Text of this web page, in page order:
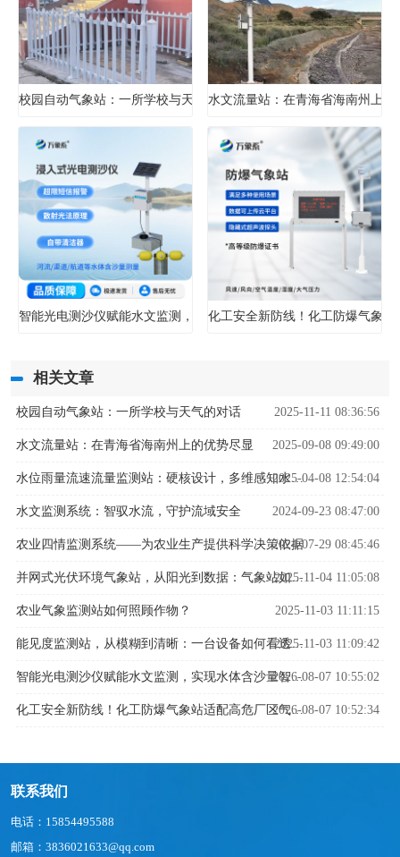
校园自动气象站：一所学校与天气的对话水文流量站：在青海省海南州上的
智能光电测沙仪赋能水文监测，实现水体含沙量智能精准管控
化工安全新防线！化工防爆气象
相关文章
校园自动气象站：一所学校与天气的对话 2025-11-11 08:36:56
水文流量站：在青海省海南州上的优势尽显 2025-09-08 09:49:00
水位雨量流速流量监测站：硬核设计，多维感知水文变化
2025-04-08 12:54:04
水文监测系统：智驭水流，守护流域安全 2024-09-23 08:47:00
农业四情监测系统——为农业生产提供科学决策依据2024-07-29 08:45:46
并网式光伏环境气象站，从阳光到数据：气象站如何解码光伏发电密码？
2025-11-04 11:05:08
农业气象监测站如何照顾作物？ 2025-11-03 11:11:15
能见度监测站，从模糊到清晰：一台设备如何看透迷雾中的危险
2025-11-03 11:09:42
智能光电测沙仪赋能水文监测，实现水体含沙量智能精准管控
2026-08-07 10:55:02
化工安全新防线！化工防爆气象站适配高危厂区气象监测
2026-08-07 10:52:34
联系我们
电话：15854495588
邮箱：3836021633@qq.com